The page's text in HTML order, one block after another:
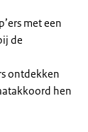
met een
de
ontdekken
hen